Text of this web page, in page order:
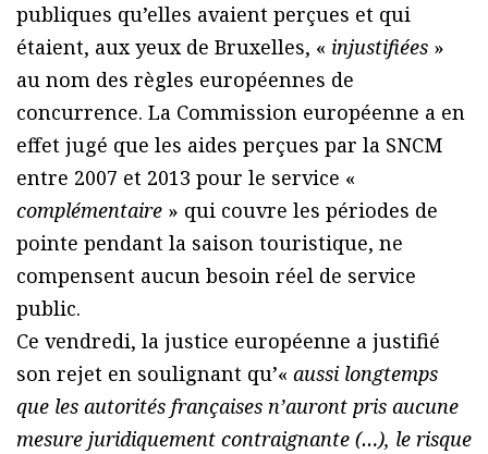
publiques qu’elles avaient perçues et qui
étaient, aux yeux de Bruxelles, « injustifiées »
au nom des règles européennes de
concurrence. La Commission européenne a en
effet jugé que les aides perçues par la SNCM
entre 2007 et 2013 pour le service «
complémentaire » qui couvre les périodes de
pointe pendant la saison touristique, ne
compensent aucun besoin réel de service
public.
Ce vendredi, la justice européenne a justifié
son rejet en soulignant qu’« aussi longtemps
que les autorités françaises n’auront pris aucune
mesure juridiquement contraignante (…), le risque